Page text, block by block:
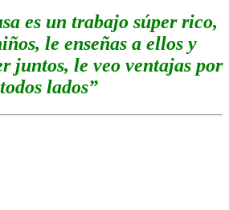
es un trabajo súper rico,
le enseñas a ellos y
juntos, le veo ventajas por
todos lados”